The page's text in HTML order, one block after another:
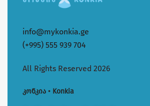
info@mykonkia.ge
(+995) 555 939 704
All Rights Reserved 2026
კონკია • Konkia